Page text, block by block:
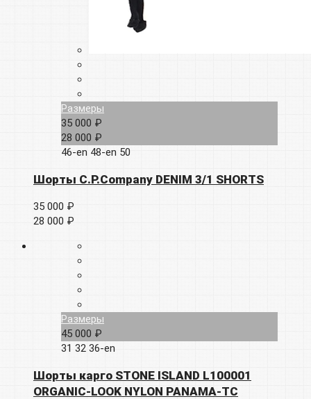
Размеры
35 000 ₽
28 000 ₽
46-en 48-en 50
Шорты C.P.Company DENIM 3/1 SHORTS
35 000 ₽
28 000 ₽
Размеры
45 000 ₽
31 32 36-en
Шорты карго STONE ISLAND L100001
ORGANIC-LOOK NYLON PANAMA-TC